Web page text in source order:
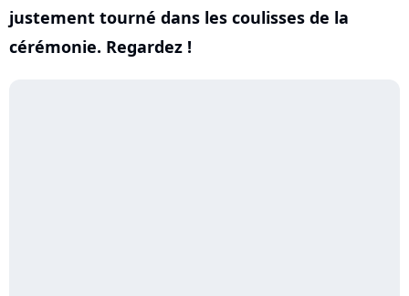
justement tourné dans les coulisses de la
cérémonie. Regardez !